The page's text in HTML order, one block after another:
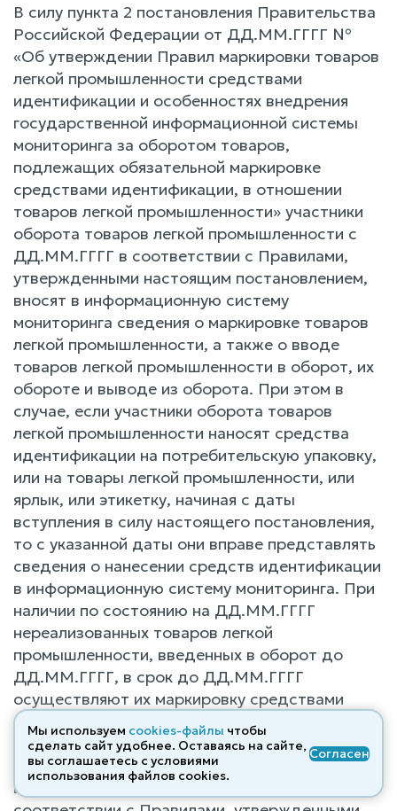
В силу пункта 2 постановления Правительства
Российской Федерации от ДД.ММ.ГГГГ №
«Об утверждении Правил маркировки товаров
легкой промышленности средствами
идентификации и особенностях внедрения
государственной информационной системы
мониторинга за оборотом товаров,
подлежащих обязательной маркировке
средствами идентификации, в отношении
товаров легкой промышленности» участники
оборота товаров легкой промышленности с
ДД.ММ.ГГГГ в соответствии с Правилами,
утвержденными настоящим постановлением,
вносят в информационную систему
мониторинга сведения о маркировке товаров
легкой промышленности, а также о вводе
товаров легкой промышленности в оборот, их
обороте и выводе из оборота. При этом в
случае, если участники оборота товаров
легкой промышленности наносят средства
идентификации на потребительскую упаковку,
или на товары легкой промышленности, или
ярлык, или этикетку, начиная с даты
вступления в силу настоящего постановления,
то с указанной даты они вправе представлять
сведения о нанесении средств идентификации
в информационную систему мониторинга. При
наличии по состоянию на ДД.ММ.ГГГГ
нереализованных товаров легкой
промышленности, введенных в оборот до
ДД.ММ.ГГГГ, в срок до ДД.ММ.ГГГГ
осуществляют их маркировку средствами
идентификации и представляют сведения о
маркировке таких товаров легкой
промышленности средствами идентификации
в информационную систему мониторинга в
Мы используем cookies-файлы чтобы
сделать сайт удобнее. Оставаясь на сайте,
вы соглашаетесь с условиями
использования файлов cооkies.
Согласен